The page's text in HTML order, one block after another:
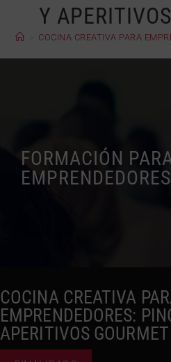
Y
COCINA CREATIVA PARA
FORMACIÓN
EMPRENDEDORES
COCINA CREATIVA
EMPRENDEDORES:
APERITIVOS GOURMET